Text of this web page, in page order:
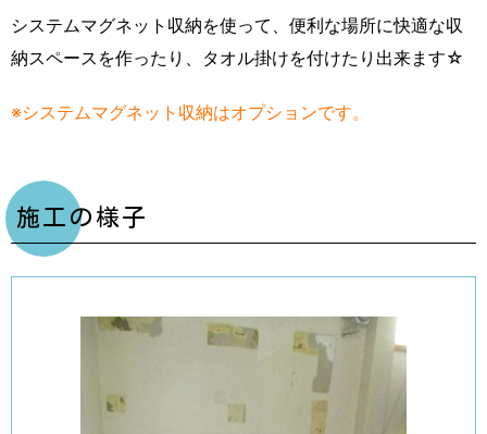
システムマグネット収納を使って、便利な場所に快適な収
納スペースを作ったり、タオル掛けを付けたり出来ます☆
※システムマグネット収納はオプションです。
施工の様子